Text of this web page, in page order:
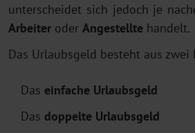
unterscheidet sich jedoch je
Arbeiter oder Angestellte handelt.
Das Urlaubsgeld besteht aus zwei
Das einfache Urlaubsgeld
Das doppelte Urlaubsgeld